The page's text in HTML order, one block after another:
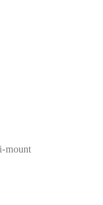
mount